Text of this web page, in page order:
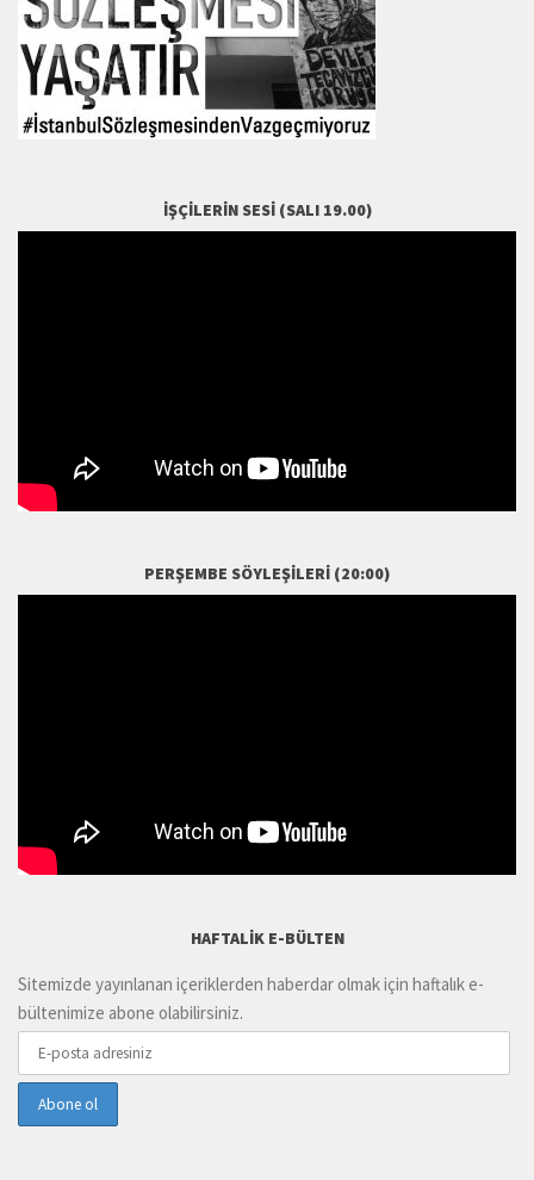
İŞÇILERIN SESI (SALI 19.00)
PERŞEMBE SÖYLEŞILERI (20:00)
HAFTALIK E-BÜLTEN
Sitemizde yayınlanan içeriklerden haberdar olmak için haftalık e-
bültenimize abone olabilirsiniz.